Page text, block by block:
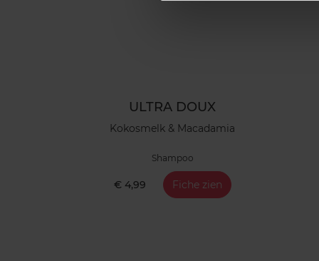
ULTRA DOUX
Kokosmelk & Macadamia
Shampoo
€ 4,99 Fiche zien